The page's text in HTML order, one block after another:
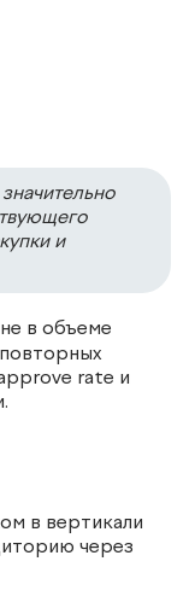
и
в объеме
rate и
в вертикали
через